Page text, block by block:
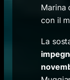
Marina
con il
La